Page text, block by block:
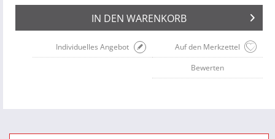
IN DEN WARENKORB
Auf den Merkzettel
Individuelles Angebot
Bewerten